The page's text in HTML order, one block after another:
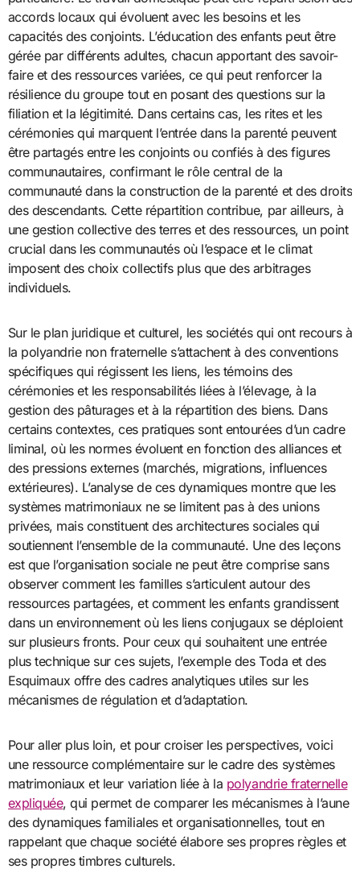
accords locaux qui évoluent avec les besoins et les
capacités des conjoints. L’éducation des enfants peut être
gérée par différents adultes, chacun apportant des savoir-
faire et des ressources variées, ce qui peut renforcer la
résilience du groupe tout en posant des questions sur la
filiation et la légitimité. Dans certains cas, les rites et les
cérémonies qui marquent l’entrée dans la parenté peuvent
être partagés entre les conjoints ou confiés à des figures
communautaires, confirmant le rôle central de la
communauté dans la construction de la parenté et des droits
des descendants. Cette répartition contribue, par ailleurs, à
une gestion collective des terres et des ressources, un point
crucial dans les communautés où l’espace et le climat
imposent des choix collectifs plus que des arbitrages
individuels.
Sur le plan juridique et culturel, les sociétés qui ont recours à
la polyandrie non fraternelle s’attachent à des conventions
spécifiques qui régissent les liens, les témoins des
cérémonies et les responsabilités liées à l’élevage, à la
gestion des pâturages et à la répartition des biens. Dans
certains contextes, ces pratiques sont entourées d’un cadre
liminal, où les normes évoluent en fonction des alliances et
des pressions externes (marchés, migrations, influences
extérieures). L’analyse de ces dynamiques montre que les
systèmes matrimoniaux ne se limitent pas à des unions
privées, mais constituent des architectures sociales qui
soutiennent l’ensemble de la communauté. Une des leçons
est que l’organisation sociale ne peut être comprise sans
observer comment les familles s’articulent autour des
ressources partagées, et comment les enfants grandissent
dans un environnement où les liens conjugaux se déploient
sur plusieurs fronts. Pour ceux qui souhaitent une entrée
plus technique sur ces sujets, l’exemple des Toda et des
Esquimaux offre des cadres analytiques utiles sur les
mécanismes de régulation et d’adaptation.
Pour aller plus loin, et pour croiser les perspectives, voici
une ressource complémentaire sur le cadre des systèmes
matrimoniaux et leur variation liée à la polyandrie fraternelle
expliquée, qui permet de comparer les mécanismes à l’aune
des dynamiques familiales et organisationnelles, tout en
rappelant que chaque société élabore ses propres règles et
ses propres timbres culturels.